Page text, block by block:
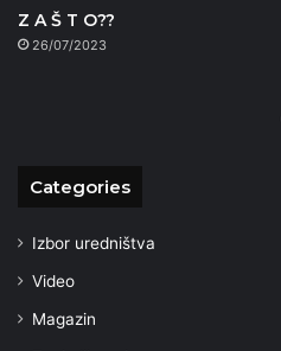
Z A Š T O??
26/07/2023
Categories
Izbor uredništva
Video
Magazin